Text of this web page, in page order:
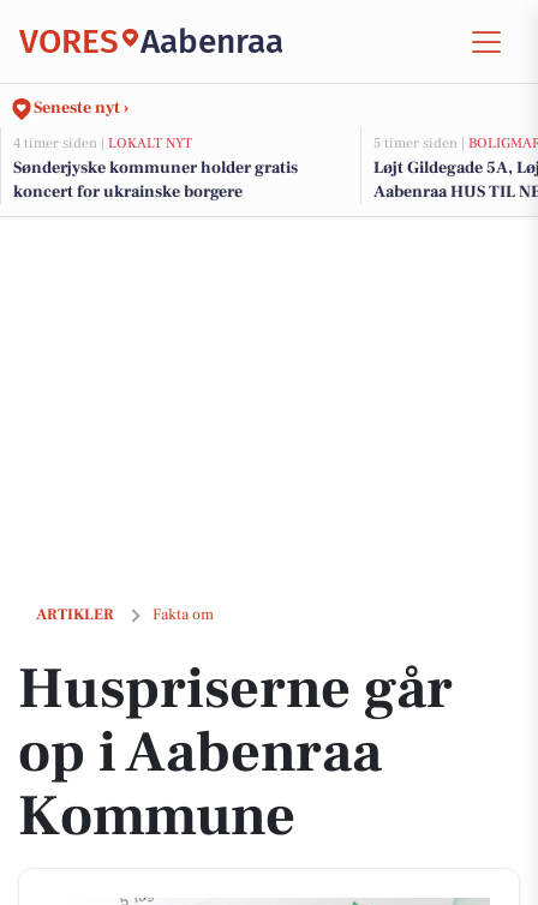
VORES Aabenraa
Seneste nyt ›
4 timer siden | LOKALT NYT
Sønderjyske kommuner holder gratis
koncert for ukrainske borgere
5 timer siden |
Løjt Gildegade 5A,
Aabenraa HUS TIL
ATTRAKTIV
ARTIKLER Fakta om
Huspriserne går op i Aabenraa Kommune
Huspriserne går
op i Aabenraa
Kommune